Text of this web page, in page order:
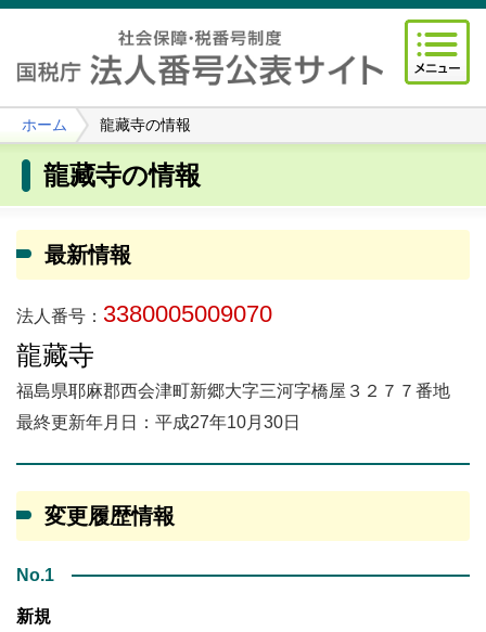
ホーム 龍藏寺の情報
龍藏寺の情報
最新情報
法人番号： 3380005009070
龍藏寺
福島県耶麻郡西会津町新郷大字三河字橋屋３２７７番地
最終更新年月日：平成27年10月30日
変更履歴情報
No.1
新規